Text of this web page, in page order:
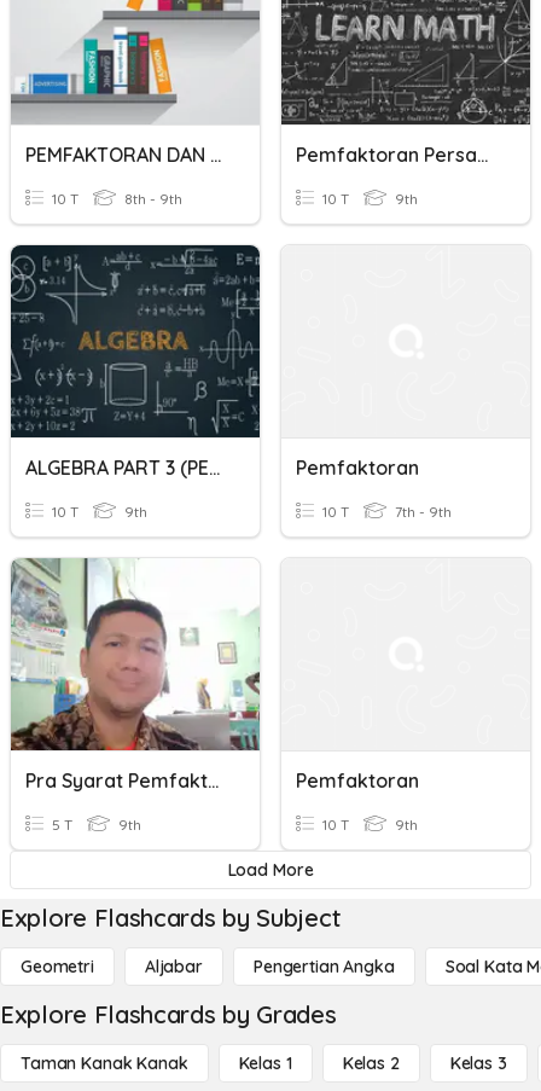
PEMFAKTORAN DAN PENGEMBANGAN ALGEBRA
10 T 8th - 9th
Pemfaktoran Persamaan Kuadrat Kls 9
10 T 9th
ALGEBRA PART 3 (PEMFAKTORAN)
10 T 9th
Pemfaktoran
10 T 7th - 9th
Pra Syarat Pemfaktoran
5 T 9th
Pemfaktoran
10 T 9th
Load More
Explore Flashcards by Subject
Geometri Aljabar Pengertian Angka Soal Kata
Explore Flashcards by Grades
Taman Kanak Kanak Kelas 1 Kelas 2 Kelas 3